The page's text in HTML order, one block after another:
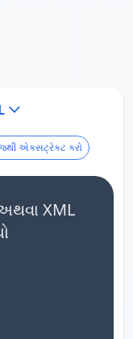
એક્સટ્રેક્ટ કરો
XML